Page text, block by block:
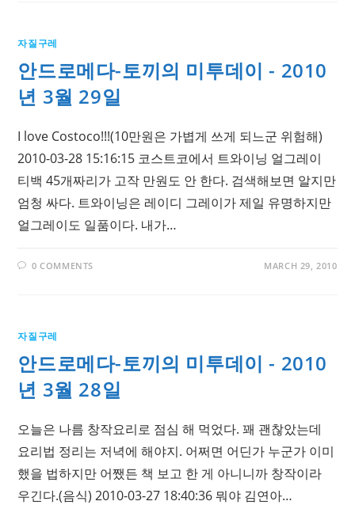
자질구레
안드로메다-토끼의 미투데이 - 2010
년 3월 29일
I love Costoco!!!(10만원은 가볍게 쓰게 되느군 위험해)
2010-03-28 15:16:15 코스트코에서 트와이닝 얼그레이
티백 45개짜리가 고작 만원도 안 한다. 검색해보면 알지만
엄청 싸다. 트와이닝은 레이디 그레이가 제일 유명하지만
얼그레이도 일품이다. 내가…
0 COMMENTS MARCH 29, 2010
자질구레
안드로메다-토끼의 미투데이 - 2010
년 3월 28일
오늘은 나름 창작요리로 점심 해 먹었다. 꽤 괜찮았는데
요리법 정리는 저녁에 해야지. 어쩌면 어딘가 누군가 이미
했을 법하지만 어쨌든 책 보고 한 게 아니니까 창작이라
우긴다.(음식) 2010-03-27 18:40:36 뭐야 김연아…